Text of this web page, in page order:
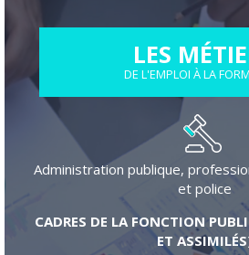
LES
DE L'EMPLOI À LA
Administration publique,
et police
CADRES DE LA FONCTION
ET